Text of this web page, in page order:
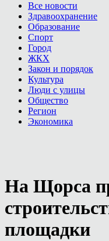
Все новости
Здравоохранение
Образование
Спорт
Город
ЖКХ
Закон и порядок
Культура
Люди с улицы
Общество
Регион
Экономика
На Щорса
площадки